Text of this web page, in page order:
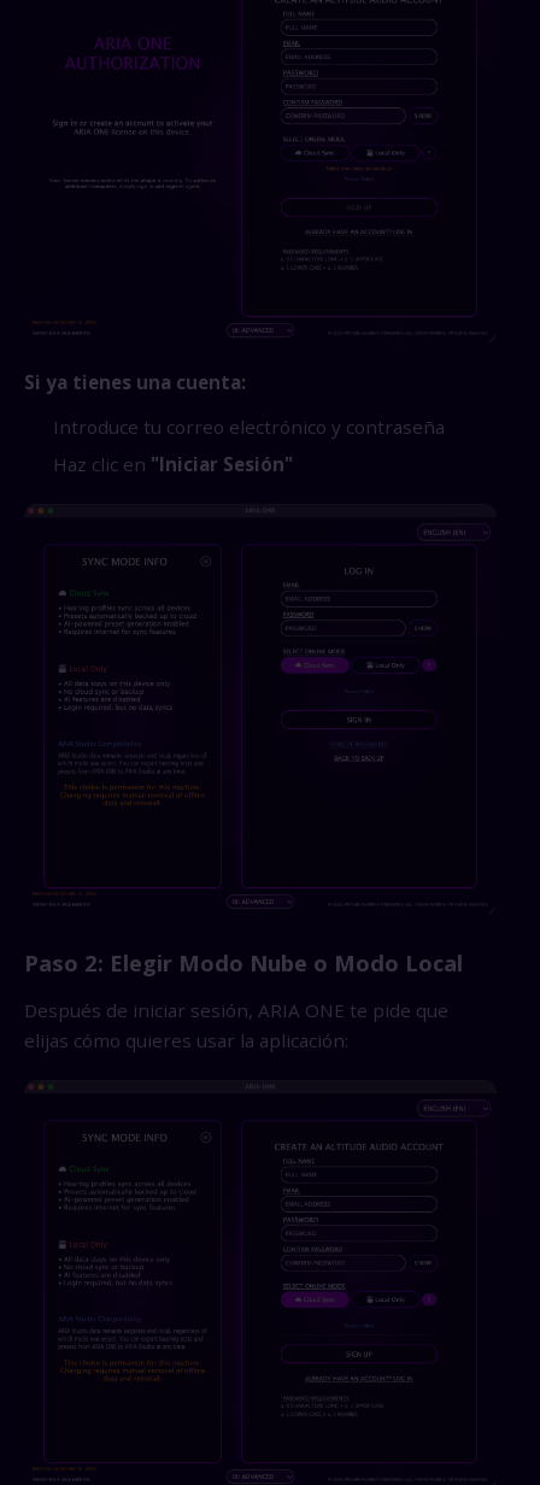
Si ya tienes una cuenta:
Introduce tu correo electrónico y contraseña
Haz clic en "Iniciar Sesión"
Paso 2: Elegir Modo Nube o Modo Local
Después de iniciar sesión, ARIA ONE te pide que
elijas cómo quieres usar la aplicación: